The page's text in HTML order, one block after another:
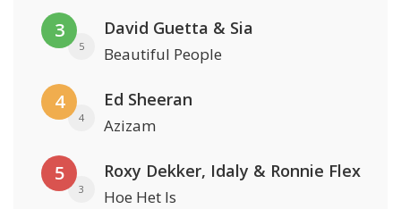
3
5
David Guetta & Sia
Beautiful People
4
4
Ed Sheeran
Azizam
5
3
Roxy Dekker, Idaly & Ronnie Flex
Hoe Het Is